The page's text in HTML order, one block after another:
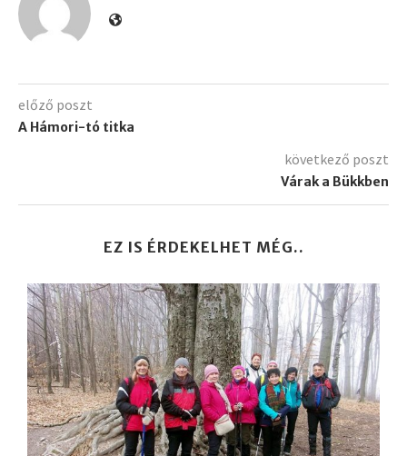
előző poszt
A Hámori-tó titka
következő poszt
Várak a Bükkben
EZ IS ÉRDEKELHET MÉG..